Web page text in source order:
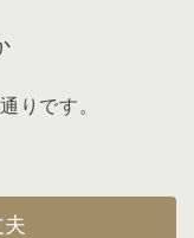
りです。